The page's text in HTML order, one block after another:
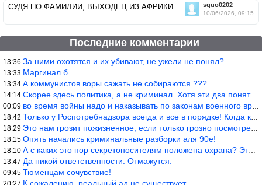
squo0202
10/06/2026, 09:15
СУДЯ ПО ФАМИЛИИ, ВЫХОДЕЦ ИЗ АФРИКИ.
Последние комментарии
13:36 За ними охотятся и их убивают, не ужели не понял?
13:33 Маргинал б…
13:34 А коммунистов воры сажать не собираются ???
14:14 Скорее здесь политика, а не криминал. Хотя эти два понятия начин
00:09 во время войны надо и наказывать по законам военного времени, а
18:42 Только у Роспотребнадзора всегда и все в порядке! Когда касается
18:29 Это нам грозит пожизненное, если только грозно посмотреть в их с
18:15 Опять начались криминальные разборки аля 90е!
18:10 А с каких это пор секретоносителям положена охрана? Это его зада
13:47 Да никой ответственности. Отмажутся.
09:45 Тюменцам сочувствие!